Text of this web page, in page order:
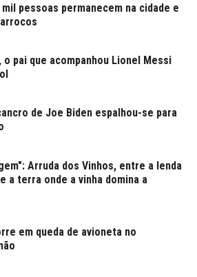
pessoas permanecem na cidade e
pai que acompanhou Lionel Messi
de Joe Biden espalhou-se para
Arruda dos Vinhos, entre a lenda
a terra onde a vinha domina a
em queda de avioneta no